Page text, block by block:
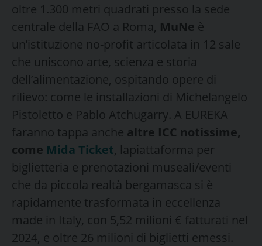
oltre 1.300 metri quadrati presso la sede
centrale della FAO a Roma, MuNe è
un’istituzione no-profit articolata in 12 sale
che uniscono arte, scienza e storia
dell’alimentazione, ospitando opere di
rilievo: come le installazioni di Michelangelo
Pistoletto e Pablo Atchugarry. A EUREKA
faranno tappa anche altre ICC notissime,
come Mida Ticket, lapiattaforma per
biglietteria e prenotazioni museali/eventi
che da piccola realtà bergamasca si è
rapidamente trasformata in eccellenza
made in Italy, con 5,52 milioni € fatturati nel
2024, e oltre 26 milioni di biglietti emessi.